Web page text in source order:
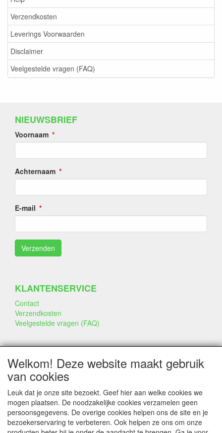
Verzendkosten
Leverings Voorwaarden
Disclaimer
Veelgestelde vragen (FAQ)
NIEUWSBRIEF
Voornaam
Achternaam
E-mail
KLANTENSERVICE
Contact
Verzendkosten
Veelgestelde vragen (FAQ)
SOCIALE MEDIA
CONTACTGEGEVENS
Welkom! Deze website maakt gebruik
van cookies
Leuk dat je onze site bezoekt. Geef hier aan welke cookies we
mogen plaatsen. De noodzakelijke cookies verzamelen geen
persoonsgegevens. De overige cookies helpen ons de site en je
bezoekerservaring te verbeteren. Ook helpen ze ons om onze